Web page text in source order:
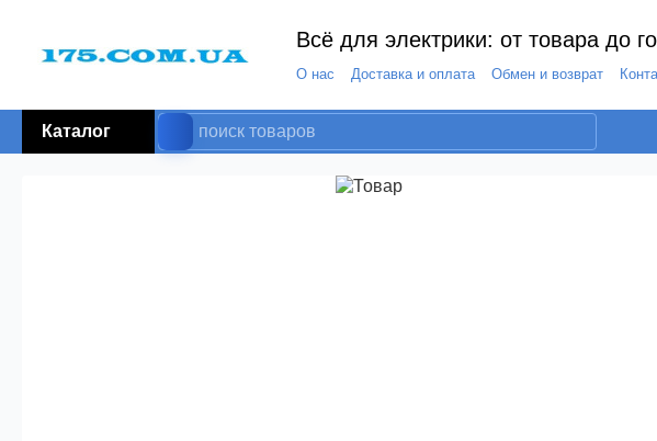
Всё для электрики: от товара до
О нас Доставка и оплата Обмен и возврат
Каталог